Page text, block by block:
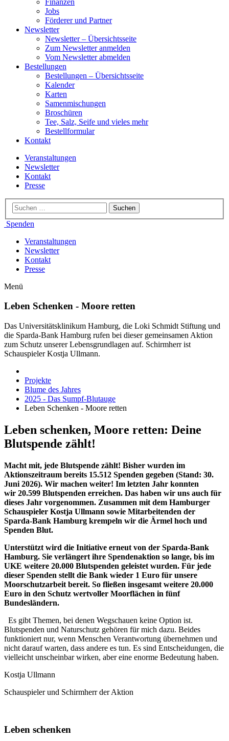
Finanzen
Jobs
Förderer und Partner
Newsletter
Newsletter – Übersichtsseite
Zum Newsletter anmelden
Vom Newsletter abmelden
Bestellungen
Bestellungen – Übersichtsseite
Kalender
Karten
Samenmischungen
Broschüren
Tee, Salz, Seife und vieles mehr
Bestellformular
Kontakt
Veranstaltungen
Newsletter
Kontakt
Presse
Spenden
Veranstaltungen
Newsletter
Kontakt
Presse
Menü
Leben Schenken - Moore retten
Das Universitätsklinikum Hamburg, die Loki Schmidt Stiftung und
die Sparda-Bank Hamburg rufen bei dieser gemeinsamen Aktion
zum Schutz unserer Lebensgrundlagen auf. Schirmherr ist
Schauspieler Kostja Ullmann.
Projekte
Blume des Jahres
2025 - Das Sumpf-Blutauge
Leben Schenken - Moore retten
Leben schenken, Moore retten: Deine
Blutspende zählt!
Macht mit, jede Blutspende zählt! Bisher wurden im
Aktionszeitraum bereits 15.512 Spenden gegeben (Stand: 30.
Juni 2026). Wir machen weiter! Im letzten Jahr konnten
wir 20.599 Blutspenden erreichen. Das haben wir uns auch für
dieses Jahr vorgenommen. Zusammen mit dem Hamburger
Schauspieler Kostja Ullmann sowie Mitarbeitenden der
Sparda-Bank Hamburg krempeln wir die Ärmel hoch und
Spenden Blut.
Unterstützt wird die Initiative erneut von der Sparda-Bank
Hamburg. Sie verlängert ihre Spendenaktion so lange, bis im
UKE weitere 20.000 Blutspenden geleistet wurden. Für jede
dieser Spenden stellt die Bank wieder 1 Euro für unsere
Moorschutzarbeit bereit. So fließen insgesamt weitere 20.000
Euro in den Schutz wertvoller Moorflächen in fünf
Bundesländern.
Es gibt Themen, bei denen Wegschauen keine Option ist.
Blutspenden und Naturschutz gehören für mich dazu. Beides
funktioniert nur, wenn Menschen Verantwortung übernehmen und
nicht darauf warten, dass andere es tun. Es sind Entscheidungen, die
vielleicht unscheinbar wirken, aber eine enorme Bedeutung haben.
Kostja Ullmann
Schauspieler und Schirmherr der Aktion
Leben schenken